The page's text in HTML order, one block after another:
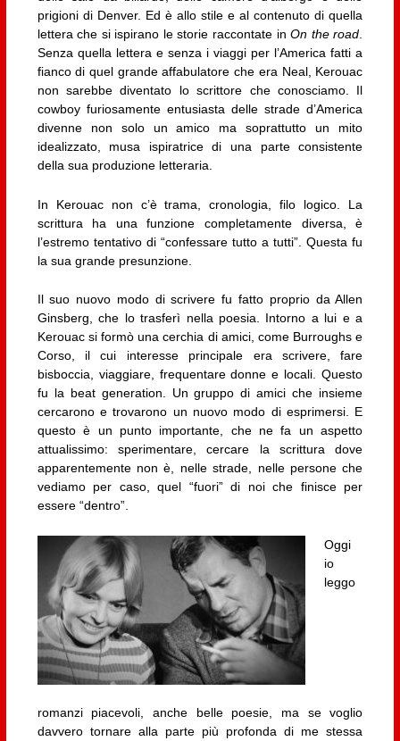
prigioni di Denver. Ed è allo stile e al contenuto di quella
lettera che si ispirano le storie raccontate inOn the road.
Senza quella lettera e senza i viaggi per l’America fatti a
fianco di quel grande affabulatore che era Neal, Kerouac
non sarebbe diventato lo scrittore che conosciamo. Il
cowboy furiosamente entusiasta delle strade d’America
divenne non solo un amico ma soprattutto un mito
idealizzato, musa ispiratrice di una parte consistente
della sua produzione letteraria.
In Kerouac non c’è trama, cronologia, filo logico. La
scrittura ha una funzione completamente diversa, è
l’estremo tentativo di “confessare tutto a tutti”. Questa fu
la sua grande presunzione.
Il suo nuovo modo di scrivere fu fatto proprio da Allen
Ginsberg, che lo trasferì nella poesia. Intorno a lui e a
Kerouac si formò una cerchia di amici, come Burroughs e
Corso, il cui interesse principale era scrivere, fare
bisboccia, viaggiare, frequentare donne e locali. Questo
fu la beat generation. Un gruppo di amici che insieme
cercarono e trovarono un nuovo modo di esprimersi. E
questo è un punto importante, che ne fa un aspetto
attualissimo: sperimentare, cercare la scrittura dove
apparentemente non è, nelle strade, nelle persone che
vediamo per caso, quel “fuori” di noi che finisce per
essere “dentro”.
Oggi
io
leggo
romanzi piacevoli, anche belle poesie, ma se voglio
davvero tornare alla parte più profonda di me stessa